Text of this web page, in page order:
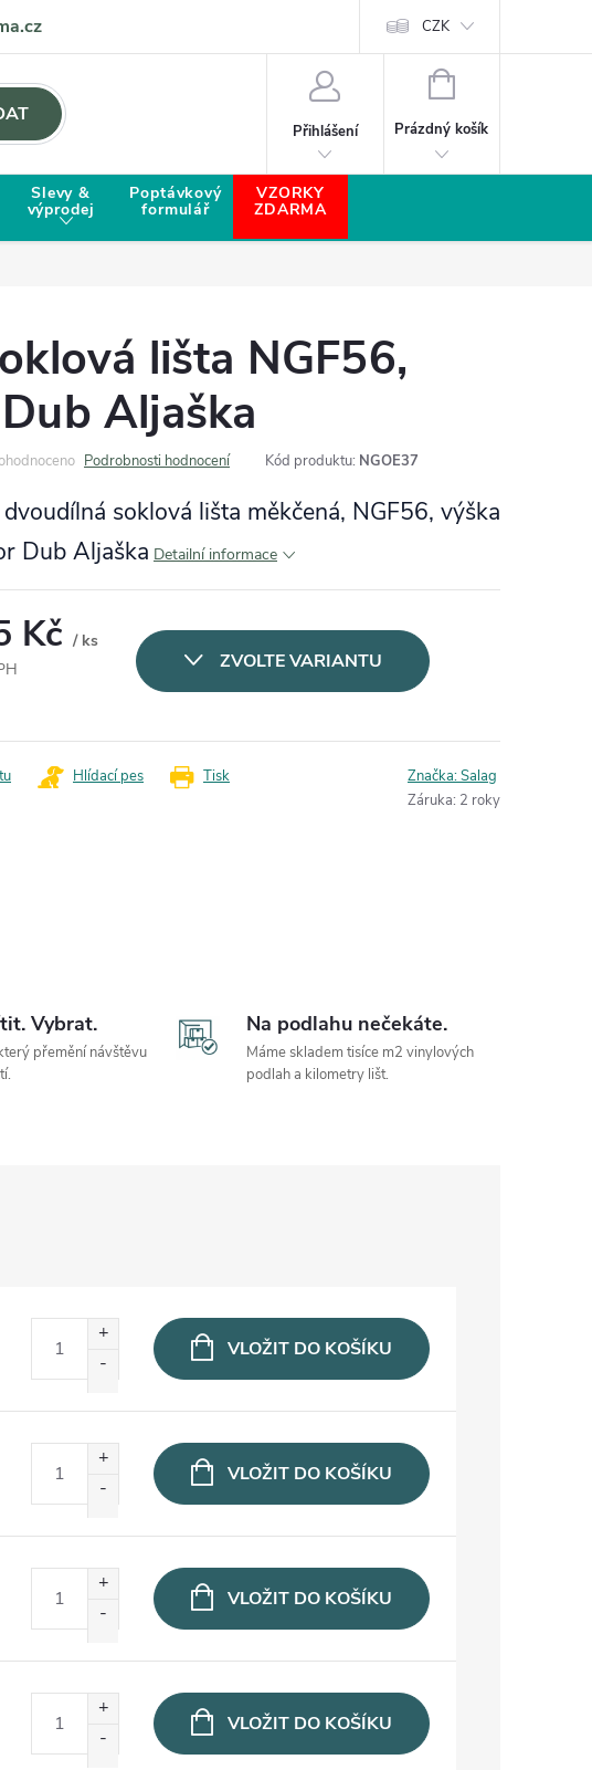
CZK
Přihlášení
NÁKUPNÍ KOŠÍK
Prázdný košík
Slevy &
výprodej
Poptávkový
formulář
VZORKY
ZDARMA
lišta NGF56,
Aljaška
Podrobnosti hodnocení Kód produktu: NGOE37
soklová lišta měkčená, NGF56, výška
Dub Aljaška Detailní informace
Kč / ks
ZVOLTE VARIANTU
Tisk
Hlídací pes Značka:Salag
Záruka: 2 roky
Vybrat.
přemění návštěvu
Na podlahu nečekáte.
Máme skladem tisíce m2 vinylových
podlah a kilometry lišt.
VLOŽIT DO KOŠÍKU
VLOŽIT DO KOŠÍKU
VLOŽIT DO KOŠÍKU
VLOŽIT DO KOŠÍKU